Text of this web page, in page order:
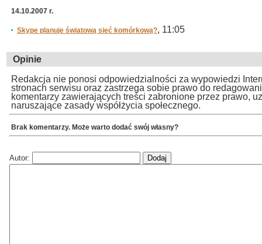
14.10.2007 r.
Skype planuje światową sieć komórkową?, 11:05
Opinie
Redakcja nie ponosi odpowiedzialności za wypowiedzi
stronach serwisu oraz zastrzega sobie prawo do
komentarzy zawierających treści zabronione przez prawo,
naruszające zasady współżycia społecznego.
Brak komentarzy. Może warto dodać swój własny?
Autor: